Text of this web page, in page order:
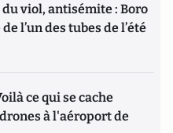
viol, antisémite : Boro
l’un des tubes de l’été
ce qui se cache
à l'aéroport de